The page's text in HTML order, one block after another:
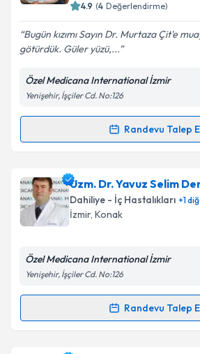
4.9 (4 Değerlendirme)
Bugün kızımı Sayın Dr. Murtaza Çit'e
götürdük. Güler yüzü,...
Özel Medicana International İzmir
Yenişehir, İşçiler Cd. No:126
Randevu Talep
Randevu Takvimi Talebi
Uzm. Dr. Murtaza Çit için
oluşturun. Size bu uzmandan
takvim hazırlandığında e-posta ile
Kişisel verilerimin işlenmesine
Metni'ni okudum ve kişisel
Uzm. Dr. Yavuz Selim
Dahiliye - İç Hastalıkları +1
İzmir, Konak
Özel Medicana International İzmir
Yenişehir, İşçiler Cd. No:126
Randevu Talep
Randevu Takvimi Talebi